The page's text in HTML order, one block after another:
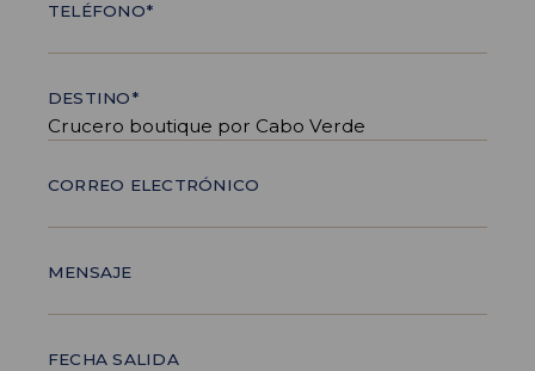
TELÉFONO*
DESTINO*
CORREO ELECTRÓNICO
MENSAJE
FECHA SALIDA